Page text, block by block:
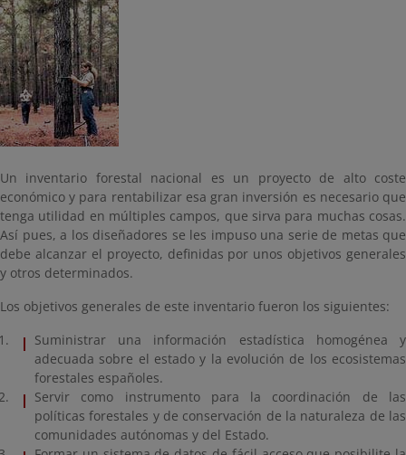
Un inventario forestal nacional es un proyecto de alto coste
económico y para rentabilizar esa gran inversión es necesario que
tenga utilidad en múltiples campos, que sirva para muchas cosas.
Así pues, a los diseñadores se les impuso una serie de metas que
debe alcanzar el proyecto, definidas por unos objetivos generales
y otros determinados.
Los objetivos generales de este inventario fueron los siguientes:
Suministrar una información estadística homogénea y
adecuada sobre el estado y la evolución de los ecosistemas
forestales españoles.
Servir como instrumento para la coordinación de las
políticas forestales y de conservación de la naturaleza de las
comunidades autónomas y del Estado.